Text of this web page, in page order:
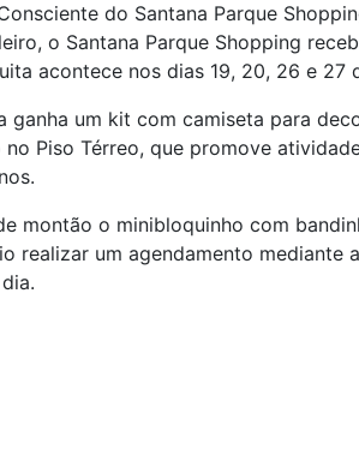
do Santana Parque
o Santana Parque Shopping
acontece nos dias 19, 20, 26 e 27
um kit com camiseta para
Piso Térreo, que promove
montão o minibloquinho com
realizar um agendamento